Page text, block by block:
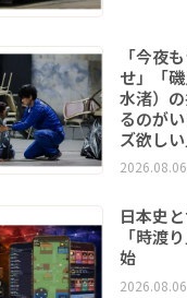
「今夜
せ」「
水渚）
るのが
ズ欲しい
日本史
「時渡
始